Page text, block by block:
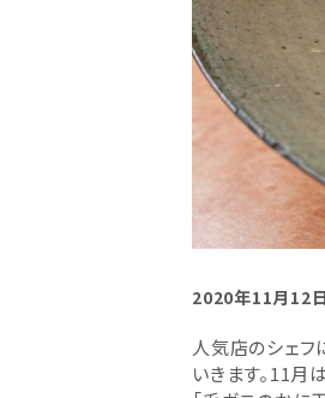
2020年11月12日
人気店のシェフ
いきます。11月